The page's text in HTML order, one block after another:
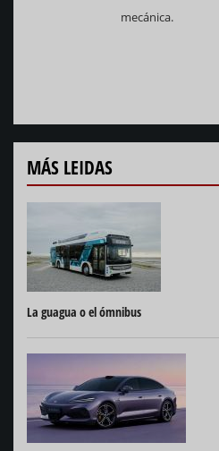
mecánica.
MÁS LEIDAS
La guagua o el ómnibus